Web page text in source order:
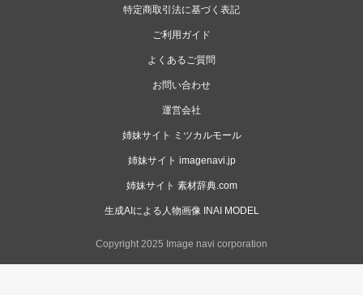
特定商取引法に基づく表記
ご利用ガイド
よくあるご質問
お問い合わせ
運営会社
姉妹サイト ミツカルモール
姉妹サイト imagenavi.jp
姉妹サイト 素材辞典.com
生成AIによる人物画像 INAI MODEL
Copyright 2025 Image navi corporation